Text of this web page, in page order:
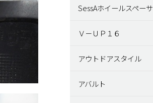
SessAホイールスペーサ
Ｖ－ＵＰ１６
アウトドアスタイル
アバルト